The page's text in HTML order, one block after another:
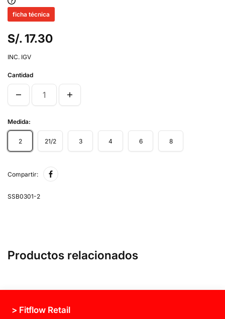
ficha técnica
S/. 17.30
INC. IGV
Cantidad
Medida:
2 21/2 3 4 6 8
Compartir:
SSB0301-2
Productos relacionados
> Fitflow Retail